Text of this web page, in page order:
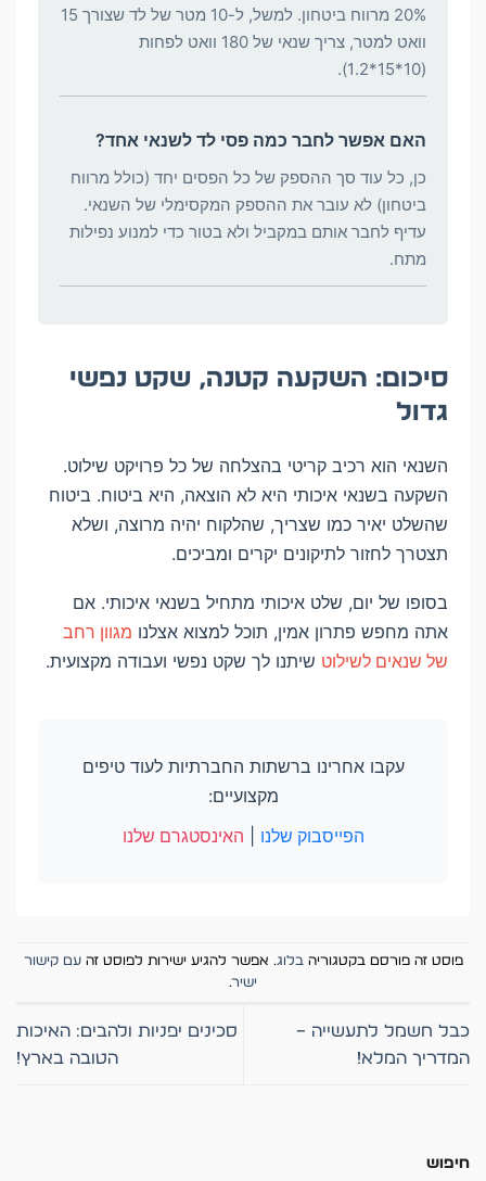
20% מרווח ביטחון. למשל, ל-10 מטר של לד שצורך 15
וואט למטר, צריך שנאי של 180 וואט לפחות
(10*15*1.2).
האם אפשר לחבר כמה פסי לד לשנאי אחד?
כן, כל עוד סך ההספק של כל הפסים יחד (כולל מרווח
ביטחון) לא עובר את ההספק המקסימלי של השנאי.
עדיף לחבר אותם במקביל ולא בטור כדי למנוע נפילות
מתח.
סיכום: השקעה קטנה, שקט נפשי
גדול
השנאי הוא רכיב קריטי בהצלחה של כל פרויקט שילוט.
השקעה בשנאי איכותי היא לא הוצאה, היא ביטוח. ביטוח
שהשלט יאיר כמו שצריך, שהלקוח יהיה מרוצה, ושלא
תצטרך לחזור לתיקונים יקרים ומביכים.
בסופו של יום, שלט איכותי מתחיל בשנאי איכותי. אם
אתה מחפש פתרון אמין, תוכל למצוא אצלנו מגוון רחב
של שנאים לשילוט שיתנו לך שקט נפשי ועבודה מקצועית.
עקבו אחרינו ברשתות החברתיות לעוד טיפים
מקצועיים:
הפייסבוק שלנו
האינסטגרם שלנו
פוסט זה פורסם בקטגוריהבלוג. אפשר להגיע ישירות לפוסט זהעם קישור
ישיר.
כבל חשמל לתעשייה –
המדריך המלא!
סכינים יפניות ולהבים: האיכות
הטובה בארץ!
חיפוש